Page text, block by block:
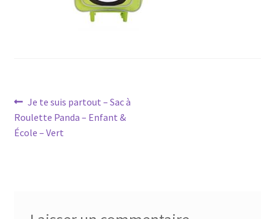
Navigation
de
Article
précédent :
Je te suis partout – Sac à
Roulette Panda – Enfant &
École – Vert